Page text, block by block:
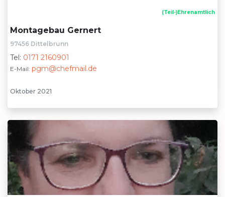
(Teil-)Ehrenamtlich
Montagebau Gernert
97456 Dittelbrunn
Tel: 0171 2160901
E-Mail: pgm@chefmail.de
Oktober 2021